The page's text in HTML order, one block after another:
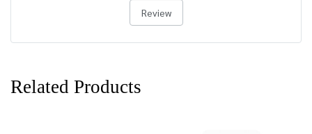
Review
Related Products